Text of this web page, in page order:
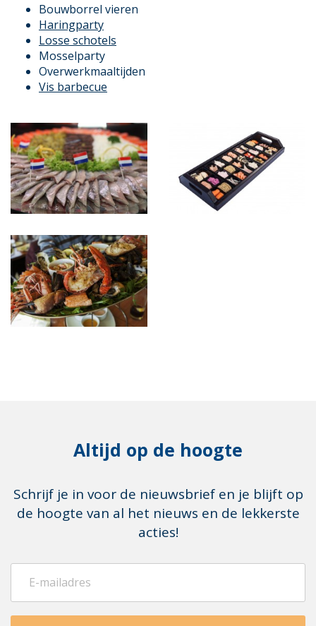
Bouwborrel vieren
Haringparty
Losse schotels
Mosselparty
Overwerkmaaltijden
Vis barbecue
Altijd op de hoogte
Schrijf je in voor de nieuwsbrief en je blijft op
de hoogte van al het nieuws en de lekkerste
acties!